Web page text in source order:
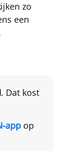
zo
een
. Dat kost
app op